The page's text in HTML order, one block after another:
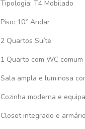
Tipologia: T4 Mobilado
Piso: 10.º Andar
2 Quartos Suíte
1 Quarto com WC
Sala ampla e luminosa
Cozinha moderna e
Closet integrado e